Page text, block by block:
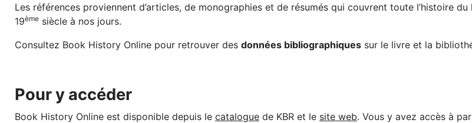
Les références proviennent d’articles, de monographies et de résumés qui couvrent toute l’histoire
19ème siècle à nos jours.
Consultez Book History Online pour retrouver des données bibliographiques sur le livre et la
Pour y accéder
Book History Online est disponible depuis le catalogue de KBR et le site web. Vous y avez accès à